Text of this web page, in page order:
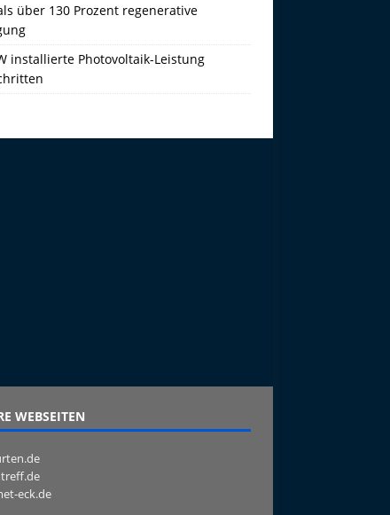
über 130 Prozent regenerative
installierte Photovoltaik-Leistung
WEBSEITEN
eck.de